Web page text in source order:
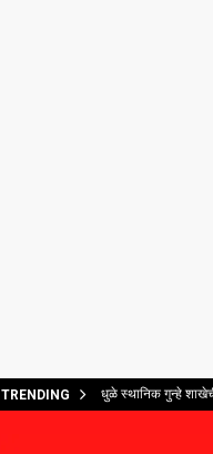
TRENDING धुळे स्थानिक गुन्हे